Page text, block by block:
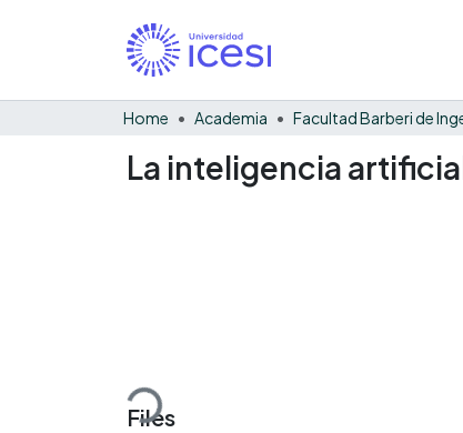
Home Academia
La inteligencia
Loading...
Files